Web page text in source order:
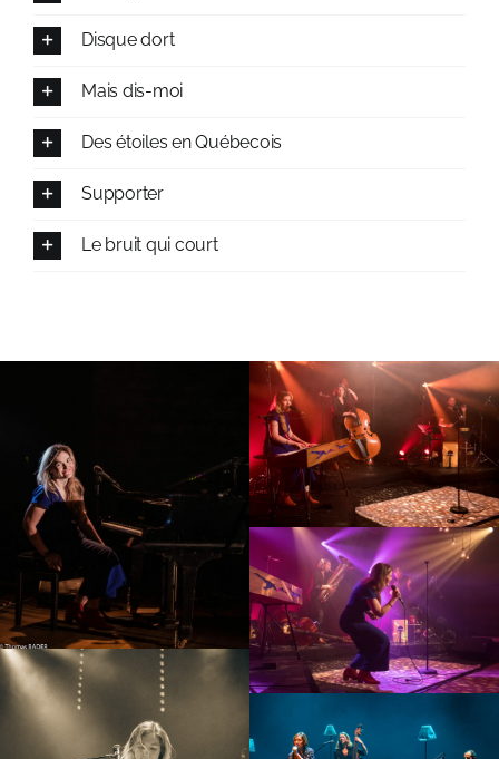
Disque dort
Mais dis-moi
Des étoiles en Québecois
Supporter
Le bruit qui court